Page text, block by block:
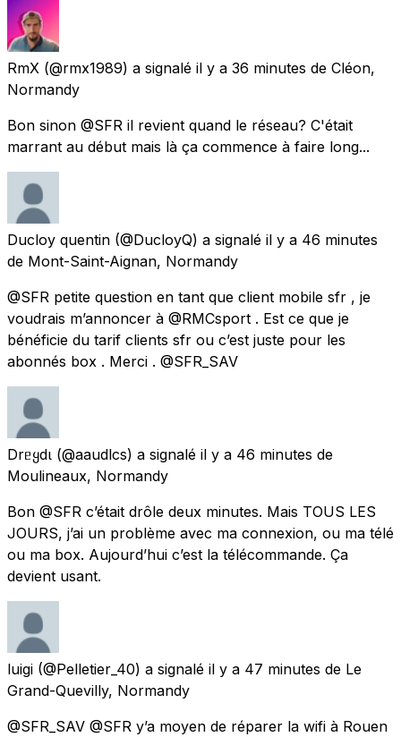
RmX (@rmx1989) a signalé il y a 36 minutes de Cléon,
Normandy
Bon sinon @SFR il revient quand le réseau? C'était
marrant au début mais là ça commence à faire long...
Ducloy quentin (@DucloyQ) a signalé il y a 46 minutes
de Mont-Saint-Aignan, Normandy
@SFR petite question en tant que client mobile sfr , je
voudrais m’annoncer à @RMCsport . Est ce que je
bénéficie du tarif clients sfr ou c’est juste pour les
abonnés box . Merci . @SFR_SAV
Drᥱყdι (@aaudlcs) a signalé il y a 46 minutes de
Moulineaux, Normandy
Bon @SFR c’était drôle deux minutes. Mais TOUS LES
JOURS, j’ai un problème avec ma connexion, ou ma télé
ou ma box. Aujourd’hui c’est la télécommande. Ça
devient usant.
luigi (@Pelletier_40) a signalé il y a 47 minutes de Le
Grand-Quevilly, Normandy
@SFR_SAV @SFR y’a moyen de réparer la wifi à Rouen